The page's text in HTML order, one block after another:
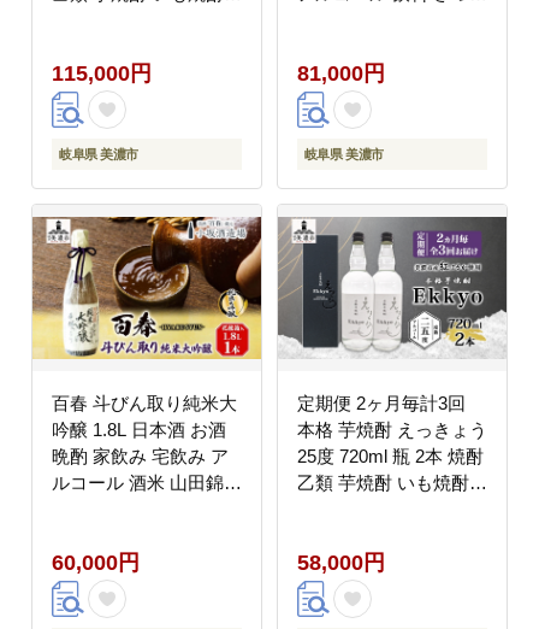
り物 プレゼント 父の日
敬老の日 誕生日 お祝い
御礼 お礼 贈答用 ギフ
ト
115,000円
岐阜県 美濃市
晩酌 家飲み プレゼント
贈り物 ギフト 父の日
お中元 お歳暮 誕生日
自家用 送料無料 紫屋
81,000円
岐阜県 美濃市
百春 斗びん取り純米大
吟醸 1.8L 日本酒 お酒
晩酌 家飲み 宅飲み ア
ルコール 酒米 山田錦
物 小坂酒造場 岐阜県
美濃市
60,000円
定期便 2ヶ月毎計3回
本格 芋焼酎 えっきょう
25度 720ml 瓶 2本 焼酎
乙類 芋焼酎 いも焼酎
り物 プレゼント 父の日
敬老の日 誕生日 お祝い
御礼 お礼 贈答用 ギフ
58,000円